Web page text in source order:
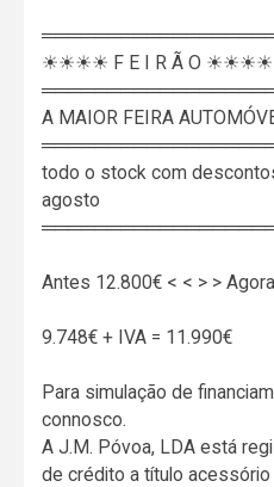
☀☀☀☀ F E I R Ã O ☀☀☀☀
A MAIOR FEIRA
todo o stock com
agosto
Antes 12.800€ < < > >
9.748€ + IVA = 11.990€
Para simulação de
connosco.
A J.M. Póvoa, LDA está
de crédito a título